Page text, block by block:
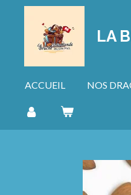
contenu
LA
ACCUEIL NOS